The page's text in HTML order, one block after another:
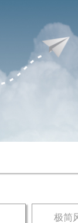
极简